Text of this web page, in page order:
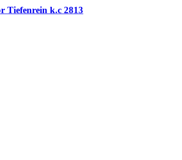
Tiefenrein k.c 2813